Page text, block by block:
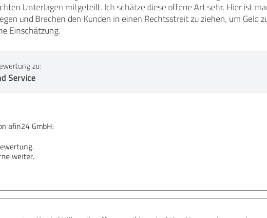
Unterlagen mitgeteilt. Ich schätze diese offene Art sehr. Hier ist
und Brechen den Kunden in einen Rechtsstreit zu ziehen, um Geld
Einschätzung.
zu:
Service
afin24 GmbH:
weiter.